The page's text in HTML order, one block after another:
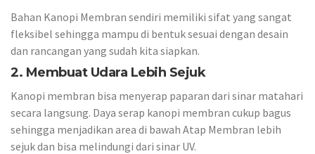
Bahan Kanopi Membran sendiri memiliki sifat yang sangat
fleksibel sehingga mampu di bentuk sesuai dengan desain
dan rancangan yang sudah kita siapkan.
2. Membuat Udara Lebih Sejuk
Kanopi membran bisa menyerap paparan dari sinar matahari
secara langsung. Daya serap kanopi membran cukup bagus
sehingga menjadikan area di bawah Atap Membran lebih
sejuk dan bisa melindungi dari sinar UV.